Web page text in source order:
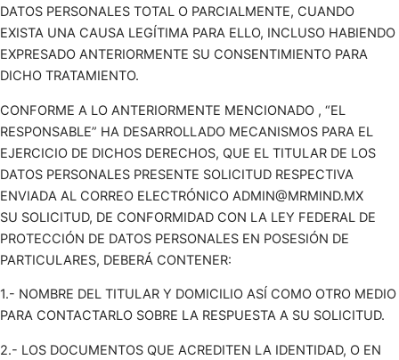
DATOS PERSONALES TOTAL O PARCIALMENTE, CUANDO
EXISTA UNA CAUSA LEGÍTIMA PARA ELLO, INCLUSO HABIENDO
EXPRESADO ANTERIORMENTE SU CONSENTIMIENTO PARA
DICHO TRATAMIENTO.
CONFORME A LO ANTERIORMENTE MENCIONADO , “EL
RESPONSABLE” HA DESARROLLADO MECANISMOS PARA EL
EJERCICIO DE DICHOS DERECHOS, QUE EL TITULAR DE LOS
DATOS PERSONALES PRESENTE SOLICITUD RESPECTIVA
ENVIADA AL CORREO ELECTRÓNICO ADMIN@MRMIND.MX
SU SOLICITUD, DE CONFORMIDAD CON LA LEY FEDERAL DE
PROTECCIÓN DE DATOS PERSONALES EN POSESIÓN DE
PARTICULARES, DEBERÁ CONTENER:
1.- NOMBRE DEL TITULAR Y DOMICILIO ASÍ COMO OTRO MEDIO
PARA CONTACTARLO SOBRE LA RESPUESTA A SU SOLICITUD.
2.- LOS DOCUMENTOS QUE ACREDITEN LA IDENTIDAD, O EN